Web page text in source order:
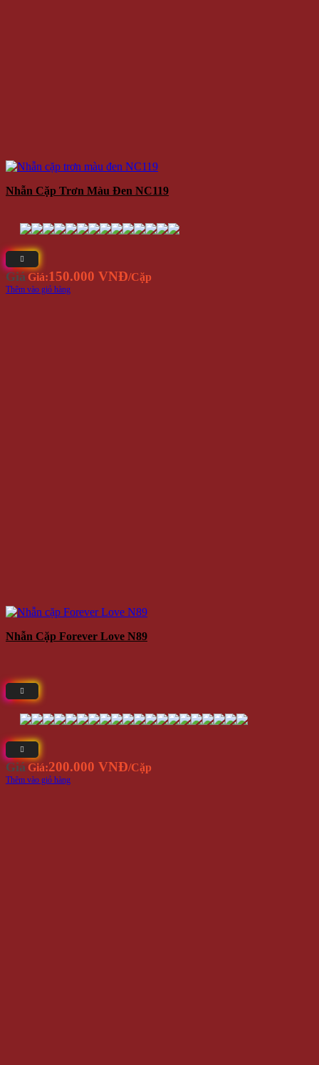
Nhẫn Cặp Trơn Màu Đen NC119
Giá Giá:150.000 VNĐ/Cặp
Thêm vào giỏ hàng
Nhẫn Cặp Forever Love N89
Giá Giá:200.000 VNĐ/Cặp
Thêm vào giỏ hàng